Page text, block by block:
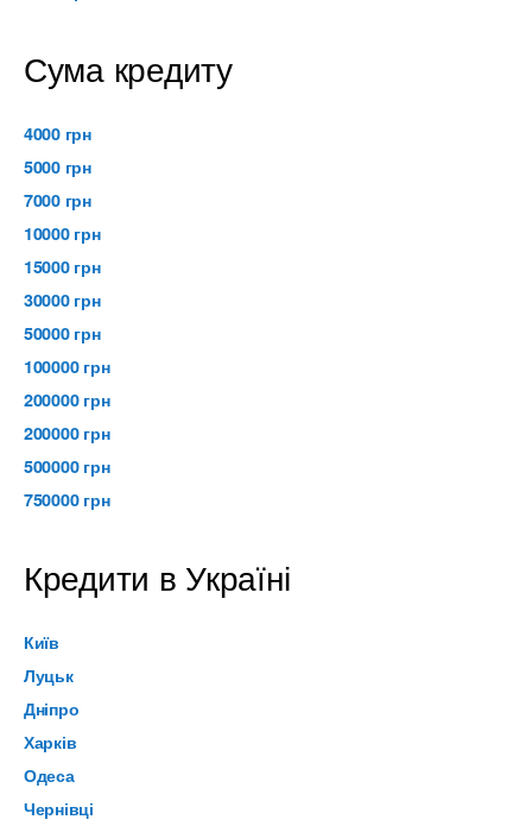
Сума кредиту
4000 грн
5000 грн
7000 грн
10000 грн
15000 грн
30000 грн
50000 грн
100000 грн
200000 грн
200000 грн
500000 грн
750000 грн
Кредити в Україні
Київ
Луцьк
Дніпро
Харків
Одеса
Чернівці